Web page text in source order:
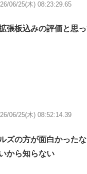
06/25(木) 08:23:29.65
張板込みの評価と思
06/25(木) 08:52:14.39
ズの方が面白かったな
から知らない